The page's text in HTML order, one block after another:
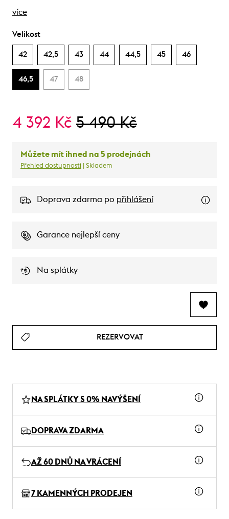
více
Velikost
42 42,5 43 44 44,5 45 46
46,5 47 48
4 392 Kč 5 490 Kč
Můžete mít ihned na 5 prodejnách
Přehled dostupnosti | Skladem
Doprava zdarma po přihlášení
Garance nejlepší ceny
Na splátky
REZERVOVAT
NA SPLÁTKY S 0% NAVÝŠENÍ
DOPRAVA ZDARMA
AŽ 60 DNŮ NA VRÁCENÍ
7 KAMENNÝCH PRODEJEN